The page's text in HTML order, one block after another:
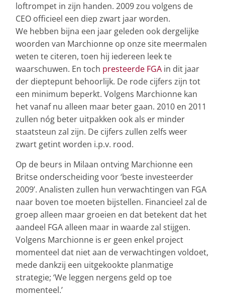
loftrompet in zijn handen. 2009 zou volgens de
CEO officieel een diep zwart jaar worden.
We hebben bijna een jaar geleden ook dergelijke
woorden van Marchionne op onze site meermalen
weten te citeren, toen hij iedereen leek te
waarschuwen. En toch presteerde FGA in dit jaar
der dieptepunt behoorlijk. De rode cijfers zijn tot
een minimum beperkt. Volgens Marchionne kan
het vanaf nu alleen maar beter gaan. 2010 en 2011
zullen nóg beter uitpakken ook als er minder
staatsteun zal zijn. De cijfers zullen zelfs weer
zwart getint worden i.p.v. rood.
Op de beurs in Milaan ontving Marchionne een
Britse onderscheiding voor ‘beste investeerder
2009’. Analisten zullen hun verwachtingen van FGA
naar boven toe moeten bijstellen. Financieel zal de
groep alleen maar groeien en dat betekent dat het
aandeel FGA alleen maar in waarde zal stijgen.
Volgens Marchionne is er geen enkel project
momenteel dat niet aan de verwachtingen voldoet,
mede dankzij een uitgekookte planmatige
strategie; ‘We leggen nergens geld op toe
momenteel.’